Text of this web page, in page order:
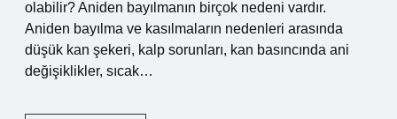
olabilir? Aniden bayılmanın birçok nedeni vardır.
Aniden bayılma ve kasılmaların nedenleri arasında
düşük kan şekeri, kalp sorunları, kan basıncında ani
değişiklikler, sıcak…